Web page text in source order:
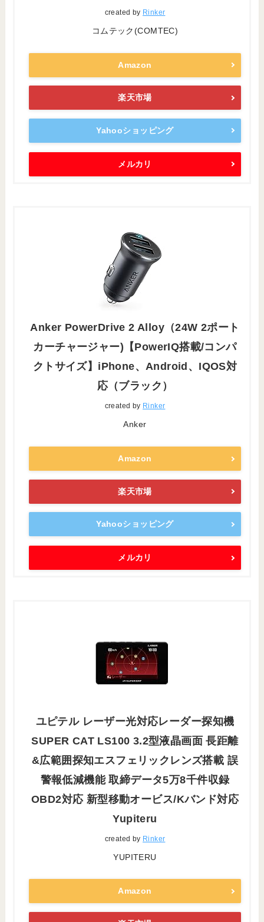
created by Rinker
コムテック(COMTEC)
Amazon
楽天市場
Yahooショッピング
メルカリ
Anker PowerDrive 2 Alloy（24W 2ポート
カーチャージャー)【PowerIQ搭載/コンパ
クトサイズ】iPhone、Android、IQOS対
応（ブラック）
created by Rinker
Anker
Amazon
楽天市場
Yahooショッピング
メルカリ
ユピテル レーザー光対応レーダー探知機
SUPER CAT LS100 3.2型液晶画面 長距離
&広範囲探知エスフェリックレンズ搭載 誤
警報低減機能 取締データ5万8千件収録
OBD2対応 新型移動オービス/Kバンド対応
Yupiteru
created by Rinker
YUPITERU
Amazon